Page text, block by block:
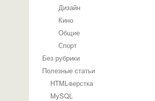
Дизайн
Кино
Общие
Спорт
Без рубрики
Полезные статьи
HTML-верстка
MySQL